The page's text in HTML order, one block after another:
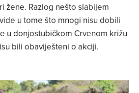
žene. Razlog nešto slabijem
u tome što mnogi nisu dobili
u donjostubičkom Crvenom križu
bili obaviješteni o akciji.